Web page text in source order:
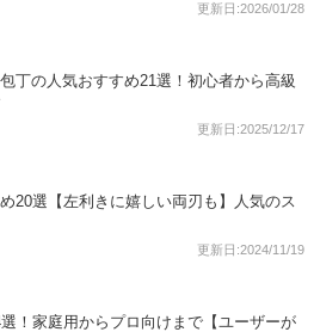
更新日:2026/01/28
丁の人気おすすめ21選！初心者から高級
更新日:2025/12/17
20選【左利きに嬉しい両刃も】人気のス
更新日:2024/11/19
！家庭用からプロ向けまで【ユーザーが